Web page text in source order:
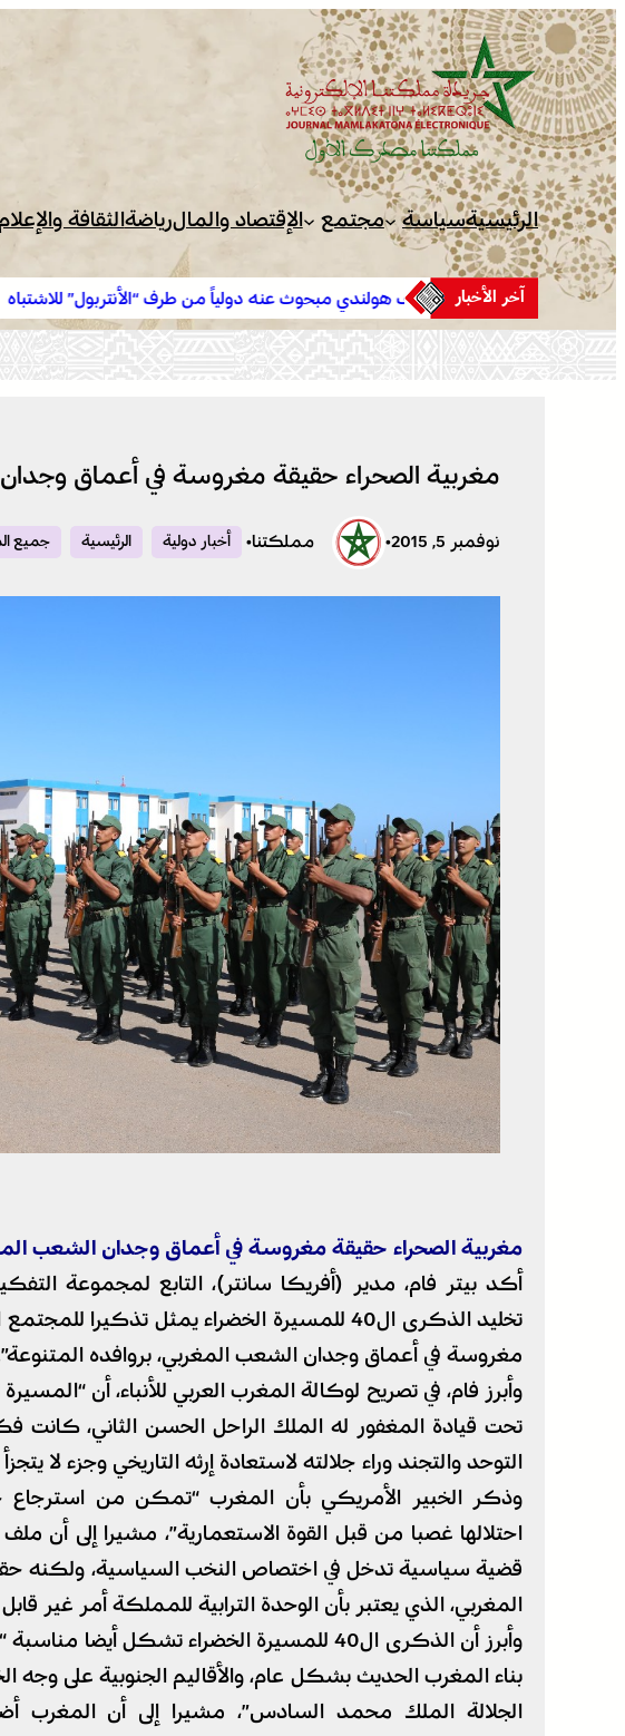
تخطى
إلى
المحتوى
الرئيسيةسياسة مجتمع الإقتصاد والمالرياضةالثقافة والإعلام
آخر الأخبار
.. توقيف هولندي مبحوث عنه دولياً من طرف “الأنتربول” للاشتباه
ارتباطه بشبكة إجرامية عابرة للحدود
الرباط في
مغربية الصحراء حقيقة مغروسة في أعماق
نوفمبر 5, 2015 • مملكتنا• أخبار دولية الرئيسية جميع
مغربية الصحراء حقيقة مغروسة في أعماق وجدان الشعب
أكد بيتر فام، مدير (أفريكا سانتر)، التابع لمجموعة
تخليد الذكرى ال40 للمسيرة الخضراء يمثل
مغروسة في أعماق وجدان الشعب المغربي، بروافده
وأبرز فام، في تصريح لوكالة المغرب العربي للأنباء، أن
تحت قيادة المغفور له الملك الراحل الحسن الثاني،
التوحد والتجند وراء جلالته لاستعادة إرثه التاريخي وجزء لا
وذكر الخبير الأمريكي بأن المغرب “تمكن من استرجاع
احتلالها غصبا من قبل القوة الاستعمارية”، مشيرا إلى أن
قضية سياسية تدخل في اختصاص النخب السياسية، ولكنه
المغربي، الذي يعتبر بأن الوحدة الترابية للمملكة أمر غير قابل
وأبرز أن الذكرى ال40 للمسيرة الخضراء تشكل
بناء المغرب الحديث بشكل عام، والأقاليم الجنوبية على
الجلالة الملك محمد السادس”، مشيرا إلى أن المغرب